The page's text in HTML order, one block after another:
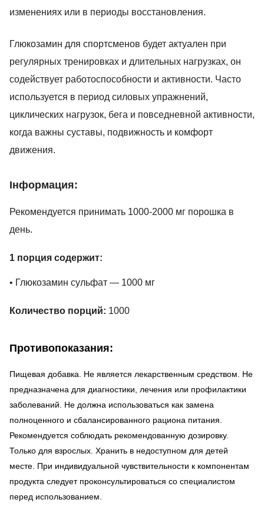
изменениях или в периоды восстановления.
Глюкозамин для спортсменов будет актуален при
регулярных тренировках и длительных нагрузках, он
содействует работоспособности и активности. Часто
используется в период силовых упражнений,
циклических нагрузок, бега и повседневной активности,
когда важны суставы, подвижность и комфорт
движения.
Інформация:
Рекомендуется принимать 1000-2000 мг порошка в
день.
1 порция содержит:
• Глюкозамин сульфат — 1000 мг
Количество порций: 1000
Противопоказания:
Пищевая добавка. Не является лекарственным средством. Не
предназначена для диагностики, лечения или профилактики
заболеваний. Не должна использоваться как замена
полноценного и сбалансированного рациона питания.
Рекомендуется соблюдать рекомендованную дозировку.
Только для взрослых. Хранить в недоступном для детей
месте. При индивидуальной чувствительности к компонентам
продукта следует проконсультироваться со специалистом
перед использованием.